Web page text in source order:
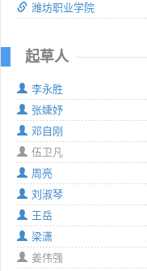
潍坊职业学院
起草人
李永胜
张婕妤
邓自刚
伍卫凡
周亮
刘淑琴
王岳
梁潇
姜伟强